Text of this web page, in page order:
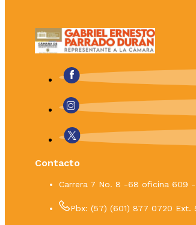
Contacto
Carrera 7 No. 8 -68 oficina 609
Pbx: (57) (601) 877 0720 Ext.